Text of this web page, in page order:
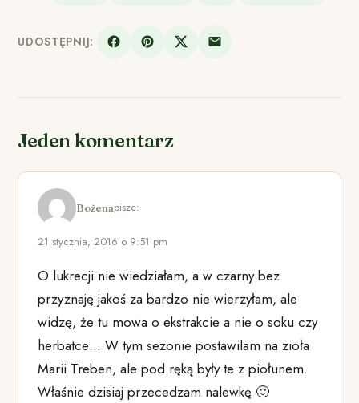
UDOSTĘPNIJ:
Jeden komentarz
Bożenapisze:
21 stycznia, 2016 o 9:51 pm
O lukrecji nie wiedziałam, a w czarny bez
przyznaję jakoś za bardzo nie wierzyłam, ale
widzę, że tu mowa o ekstrakcie a nie o soku czy
herbatce… W tym sezonie postawilam na zioła
Marii Treben, ale pod ręką były te z piołunem.
Właśnie dzisiaj przecedzam nalewkę 🙂